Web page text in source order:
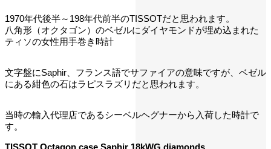
1970年代後半～198年代前半のTISSOTだと思われます。
八角形（オクタゴン）のベゼルにダイヤモンドが埋め込まれた
ティソの女性用手巻き時計
文字盤にSaphir、フランス語でサファイアの意味ですが、ベゼル
にある紺色の石はラピスラズリだと思われます。
当時の輸入代理店であるシーベルヘグナーから入荷した時計で
す。
TISSOT Octagon case Saphir 18kWG diamonds